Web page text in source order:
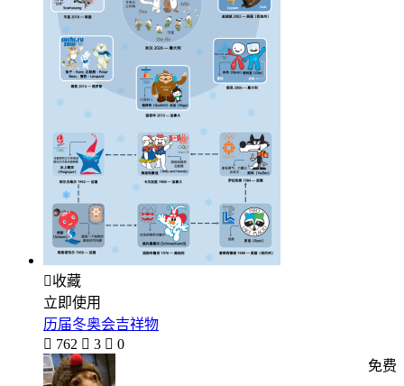
收藏
立即使用
历届冬奥会吉祥物
 762  3  0
免费